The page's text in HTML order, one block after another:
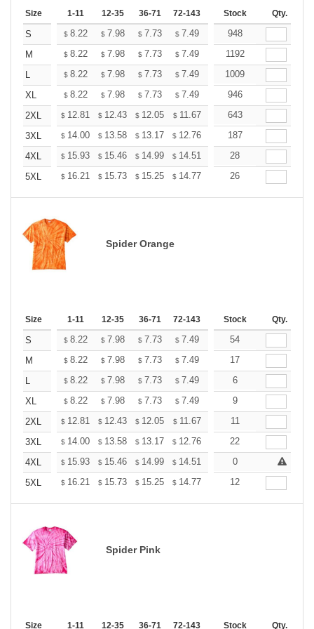
Size 1-11 12-35 36-71 72-143 144-287 288 + More
Stock Qty.
S $ 8.22 $ 7.98 $ 7.73 $ 7.49 7.25
948
M
$ 8.22 $ 7.98 $ 7.73 $ 7.49 7.25
1192
L
$ 8.22 $ 7.98 $ 7.73 $ 7.49 7.25
1009
XL
$ 8.22 $ 7.98 $ 7.73 $ 7.49 7.25
946
2XL
$ 12.81 $ 12.43 $ 12.05 $ 11.67 11.29
643
3XL
$ 14.00 $ 13.58 $ 13.17 $ 12.76 12.34
187
4XL
$ 15.93 $ 15.46 $ 14.99 $ 14.51 14.04
28
5XL
$ 16.21 $ 15.73 $ 15.25 $ 14.77 14.29
26
Spider Orange
Size 1-11 12-35 36-71 72-143 144-287 288 + More
Stock Qty.
S $ 8.22 $ 7.98 $ 7.73 $ 7.49 7.25
54
M
$ 8.22 $ 7.98 $ 7.73 $ 7.49 7.25
17
L
$ 8.22 $ 7.98 $ 7.73 $ 7.49 7.25
6
XL
$ 8.22 $ 7.98 $ 7.73 $ 7.49 7.25
9
2XL
$ 12.81 $ 12.43 $ 12.05 $ 11.67 11.29
11
3XL
$ 14.00 $ 13.58 $ 13.17 $ 12.76 12.34
22
4XL
$ 15.93 $ 15.46 $ 14.99 $ 14.51 14.04
0
5XL
$ 16.21 $ 15.73 $ 15.25 $ 14.77 14.29
12
Spider Pink
Size 1-11 12-35 36-71 72-143 144-287 288 + More
Stock Qty.